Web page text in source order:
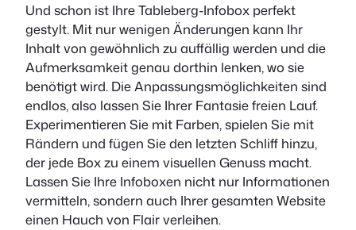
Und schon ist Ihre Tableberg-Infobox perfekt
gestylt. Mit nur wenigen Änderungen kann Ihr
Inhalt von gewöhnlich zu auffällig werden und die
Aufmerksamkeit genau dorthin lenken, wo sie
benötigt wird. Die Anpassungsmöglichkeiten sind
endlos, also lassen Sie Ihrer Fantasie freien Lauf.
Experimentieren Sie mit Farben, spielen Sie mit
Rändern und fügen Sie den letzten Schliff hinzu,
der jede Box zu einem visuellen Genuss macht.
Lassen Sie Ihre Infoboxen nicht nur Informationen
vermitteln, sondern auch Ihrer gesamten Website
einen Hauch von Flair verleihen.